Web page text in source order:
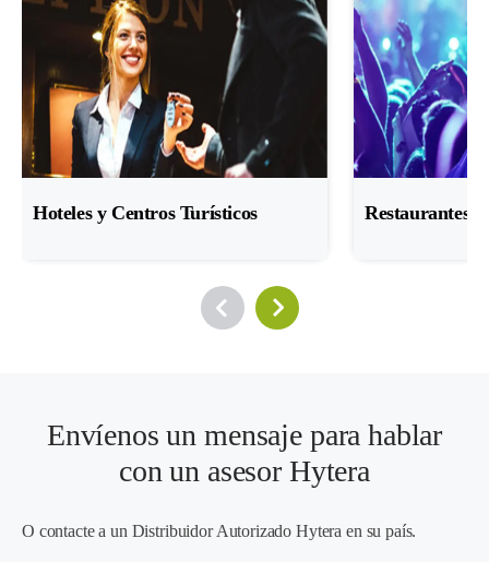
Hoteles y Centros Turísticos Restaurantes,
Envíenos un mensaje para hablar
con un asesor Hytera
O contacte a un Distribuidor Autorizado Hytera en su país.